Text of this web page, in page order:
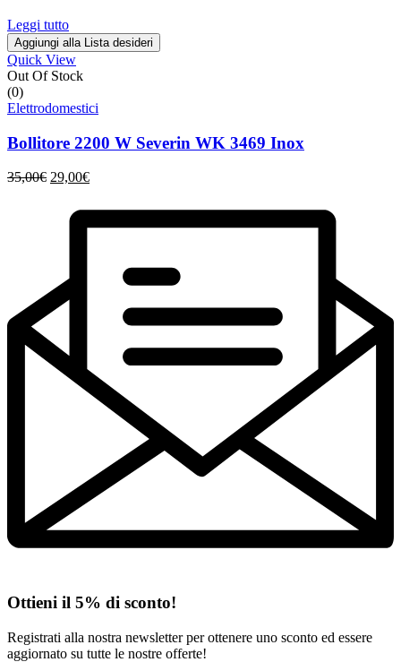
era:
99,00€.79,00€.
Leggi tutto
Aggiungi alla Lista desideri
Quick View
Out Of Stock
(0)
Elettrodomestici
Bollitore 2200 W Severin WK 3469 Inox
35,00€ Il
originale
era:
29,00€Il
attuale
è:
Ottieni il 5% di sconto!
Registrati alla nostra newsletter per ottenere uno sconto ed essere
aggiornato su tutte le nostre offerte!